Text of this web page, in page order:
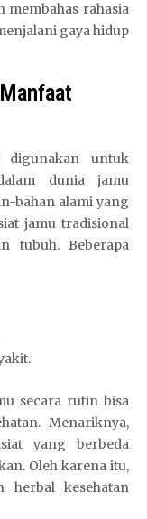
membahas rahasia
gaya hidup
digunakan untuk
dunia jamu
bahan alami yang
jamu tradisional
tubuh. Beberapa
secara rutin bisa
Menariknya,
yang berbeda
Oleh karena itu,
herbal kesehatan